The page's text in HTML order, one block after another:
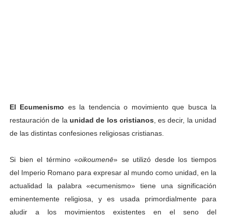
El Ecumenismo es la tendencia o movimiento que busca la
restauración de la unidad de los cristianos , es decir, la unidad
de las distintas confesiones religiosas cristianas.
Si bien el término «oikoumenē» se utilizó desde los tiempos
del Imperio Romano para expresar al mundo como unidad, en la
actualidad la palabra «ecumenismo» tiene una significación
eminentemente religiosa, y es usada primordialmente para
aludir a los movimientos existentes en el seno del